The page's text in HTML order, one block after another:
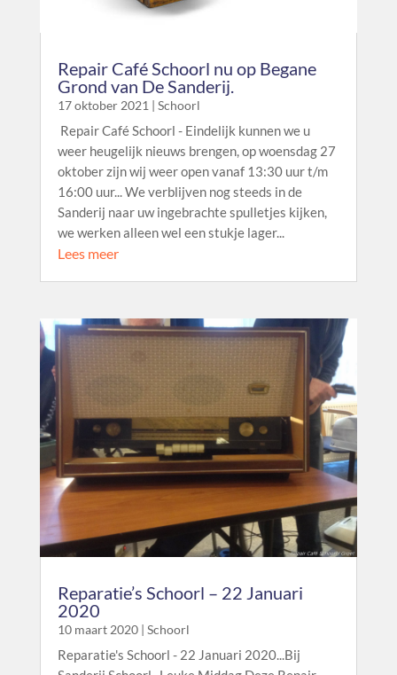
Repair Café Schoorl nu op Begane
Grond van De Sanderij.
17 oktober 2021 | Schoorl
Repair Café Schoorl - Eindelijk kunnen we u
weer heugelijk nieuws brengen, op woensdag 27
oktober zijn wij weer open vanaf 13:30 uur t/m
16:00 uur... We verblijven nog steeds in de
Sanderij naar uw ingebrachte spulletjes kijken,
we werken alleen wel een stukje lager...
Lees meer
Reparatie’s Schoorl – 22 Januari
2020
10 maart 2020| Schoorl
Reparatie's Schoorl - 22 Januari 2020...Bij